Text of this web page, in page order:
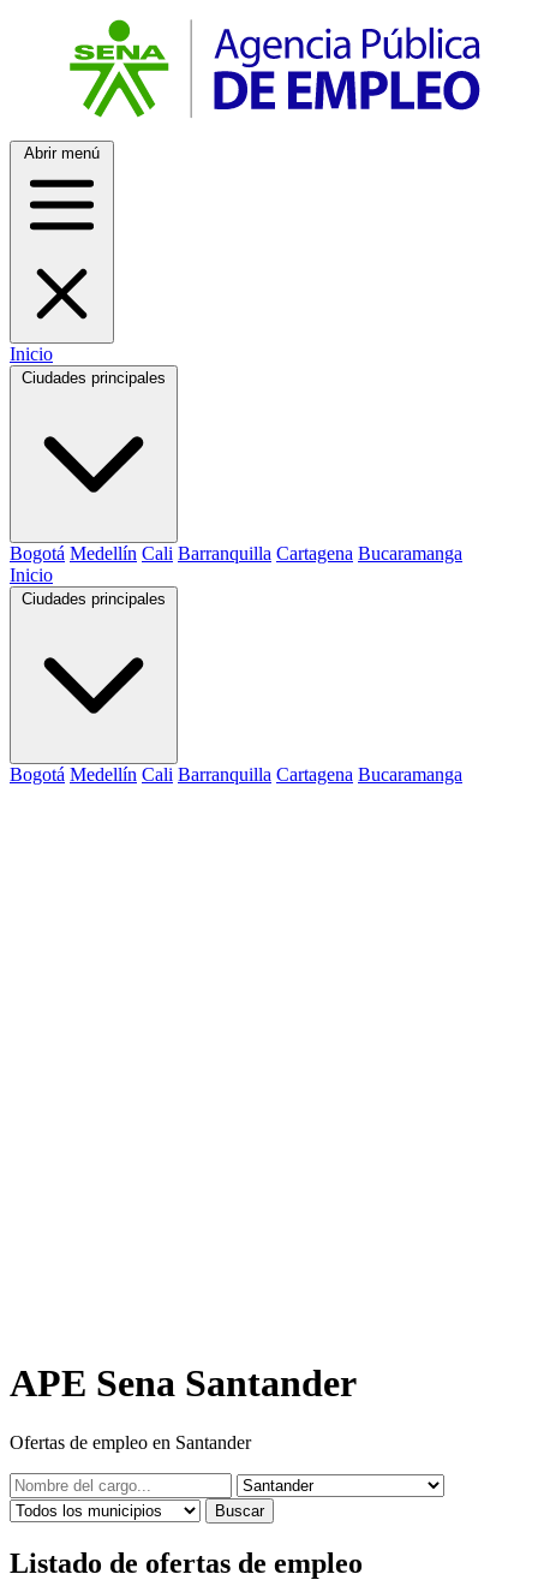
Abrir menú
Inicio
Bogotá Medellín Cali Barranquilla Cartagena Bucaramanga
Inicio
Bogotá Medellín Cali Barranquilla Cartagena Bucaramanga
APE Sena Santander
Ofertas de empleo en Santander
Buscar
Listado de ofertas de empleo